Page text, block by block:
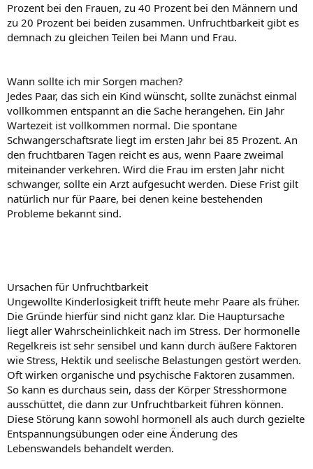
Prozent bei den Frauen, zu 40 Prozent bei den Männern und
zu 20 Prozent bei beiden zusammen. Unfruchtbarkeit gibt es
demnach zu gleichen Teilen bei Mann und Frau.
Wann sollte ich mir Sorgen machen?
Jedes Paar, das sich ein Kind wünscht, sollte zunächst einmal
vollkommen entspannt an die Sache herangehen. Ein Jahr
Wartezeit ist vollkommen normal. Die spontane
Schwangerschaftsrate liegt im ersten Jahr bei 85 Prozent. An
den fruchtbaren Tagen reicht es aus, wenn Paare zweimal
miteinander verkehren. Wird die Frau im ersten Jahr nicht
schwanger, sollte ein Arzt aufgesucht werden. Diese Frist gilt
natürlich nur für Paare, bei denen keine bestehenden
Probleme bekannt sind.
Ursachen für Unfruchtbarkeit
Ungewollte Kinderlosigkeit trifft heute mehr Paare als früher.
Die Gründe hierfür sind nicht ganz klar. Die Hauptursache
liegt aller Wahrscheinlichkeit nach im Stress. Der hormonelle
Regelkreis ist sehr sensibel und kann durch äußere Faktoren
wie Stress, Hektik und seelische Belastungen gestört werden.
Oft wirken organische und psychische Faktoren zusammen.
So kann es durchaus sein, dass der Körper Stresshormone
ausschüttet, die dann zur Unfruchtbarkeit führen können.
Diese Störung kann sowohl hormonell als auch durch gezielte
Entspannungsübungen oder eine Änderung des
Lebenswandels behandelt werden.